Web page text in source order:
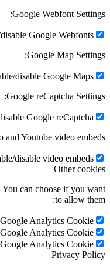
Google
to enable/disable
Google
Click to enable/disable
Google
to enable/disable Google
Vimeo and Youtube
Click to enable/disable
also needed - You can
disable _ga - Google
_gid - Google
_gat_* - Google